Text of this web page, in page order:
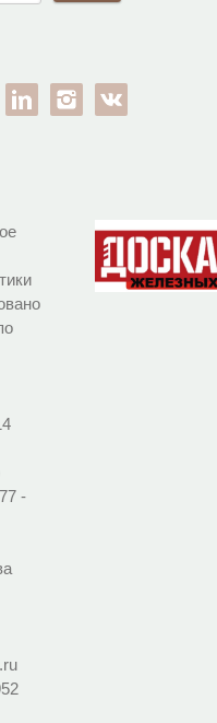
google-pllinkedin instagram
-